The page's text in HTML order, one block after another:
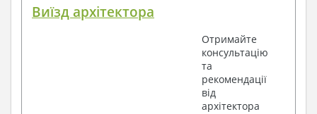
Виїзд архітектора
Отримайте
консультацію
та
рекомендації
від
архітектора